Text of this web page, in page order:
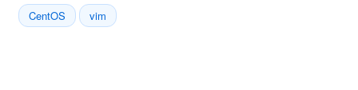
CentOS vim